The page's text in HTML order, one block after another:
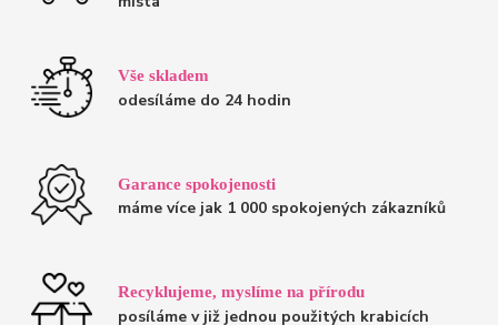
Vše skladem
odesíláme do 24 hodin
Garance spokojenosti
máme více jak 1 000 spokojených zákazníků
Recyklujeme, myslíme na přírodu
posíláme v již jednou použitých krabicích